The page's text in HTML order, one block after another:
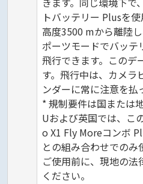
トバッテリー Plusを
高度3500 mから離陸
ポーツモードでバッテ
飛行できます。このデ
す。飛行中は、カメラ
ンダーに常に注意を払
* 規制要件は国または
Uおよび英国では、こ
o X1 Fly Moreコンボ
との組み合わせでのみ
ご使用前に、現地の
ください。